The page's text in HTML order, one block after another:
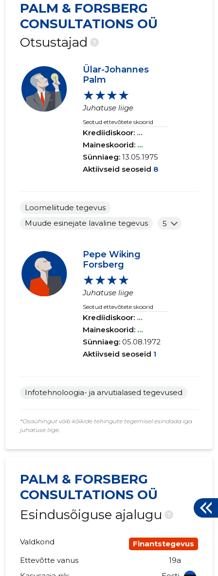
PALM & FORSBERG
CONSULTATIONS OÜ
Otsustajad
?
Ülar-Johannes
Palm
★★★★
Juhatuse liige
Seotud ettevõtete skoorid
Krediidiskoor: ...
Maineskoorid: ...
Sünniaeg:13.05.1975
Aktiivseid seoseid 8
Loomeliitude tegevus
Muude esinejate lavaline tegevus
5
Pepe Wiking
Forsberg
★★★★
Juhatuse liige
Seotud ettevõtete skoorid
Krediidiskoor: ...
Maineskoorid: ...
Sünniaeg:05.08.1972
Aktiivseid seoseid 1
Infotehnoloogia- ja arvutialased tegevused
*Osaühingut võib kõikide tehingute tegemisel esindada iga
juhatuse liige.
PALM & FORSBERG
CONSULTATIONS OÜ
Esindusõiguse ajalugu
?
Valdkond
Finantstegevus
Ettevõtte vanus
19a